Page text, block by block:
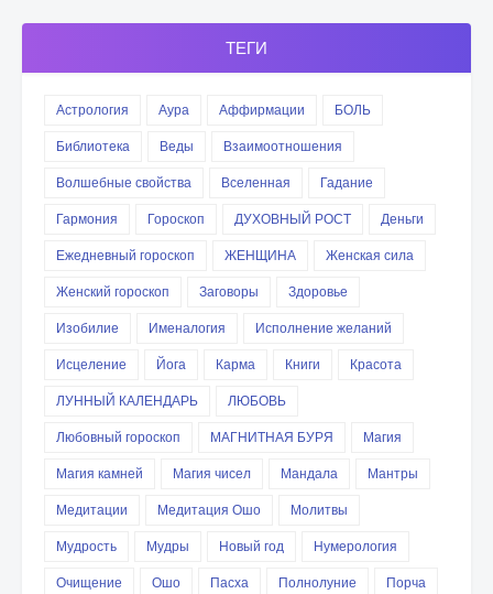
ТЕГИ
Астрология Аура Аффирмации
БОЛЬ
Библиотека
Веды
Взаимоотношения
Волшебные свойства
Вселенная
Гадание
Гармония
Гороскоп ДУХОВНЫЙ РОСТ
Деньги
Ежедневный гороскоп
ЖЕНЩИНА
Женская сила
Женский гороскоп
Заговоры
Здоровье
Изобилие
Именалогия
Исполнение желаний
Исцеление
Йога Карма Книги
Красота
ЛУННЫЙ КАЛЕНДАРЬ
ЛЮБОВЬ
Любовный гороскоп
МАГНИТНАЯ БУРЯ
Магия
Магия камней
Магия чисел Мандала
Мантры
Медитации
Медитация Ошо
Молитвы
Мудрость
Мудры Новый год
Нумерология
Очищение
Ошо Пасха Полнолуние
Порча